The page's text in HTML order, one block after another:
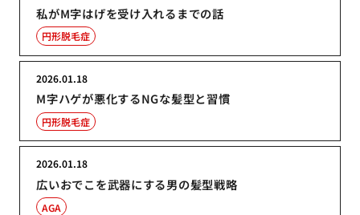
私がM字はげを受け入れるまでの話
円形脱毛症
M字ハゲが悪化するNGな髪型と習慣
2026.01.18
円形脱毛症
広いおでこを武器にする男の髪型戦略
2026.01.18
AGA